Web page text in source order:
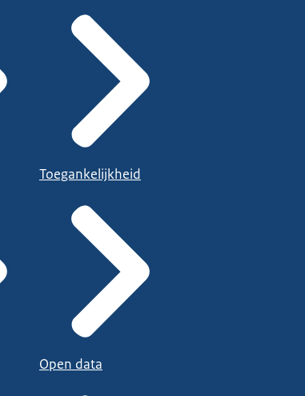
Toegankelijkheid
Open data